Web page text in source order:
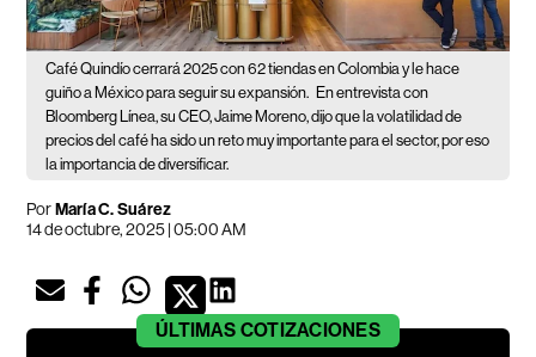
Café Quindío cerrará 2025 con 62 tiendas en Colombia y le hace
guiño a México para seguir su expansión. En entrevista con
Bloomberg Línea, su CEO, Jaime Moreno, dijo que la volatilidad de
precios del café ha sido un reto muy importante para el sector, por eso
la importancia de diversificar.
PorMaría C. Suárez
14 de octubre, 2025 | 05:00 AM
ÚLTIMAS COTIZACIONES